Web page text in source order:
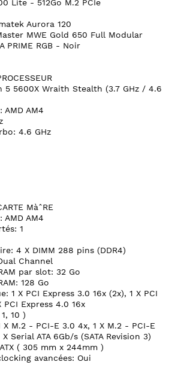
Lite - 512Go M.2 PCIe
Aurora 120
MWE Gold 650 Full Modular
PRIME RGB - Noir
5 5600X Wraith Stealth (3.7 GHz / 4.6
AM4
4.6 GHz
MàˆRE
AM4
1
4 X DIMM 288 pins (DDR4)
Channel
par slot: 32 Go
128 Go
1 X PCI Express 3.0 16x (2x), 1 X PCI
PCI Express 4.0 16x
10 )
M.2 - PCI-E 3.0 4x, 1 X M.2 - PCI-E
Serial ATA 6Gb/s (SATA Revision 3)
( 305 mm x 244mm )
avancées: Oui